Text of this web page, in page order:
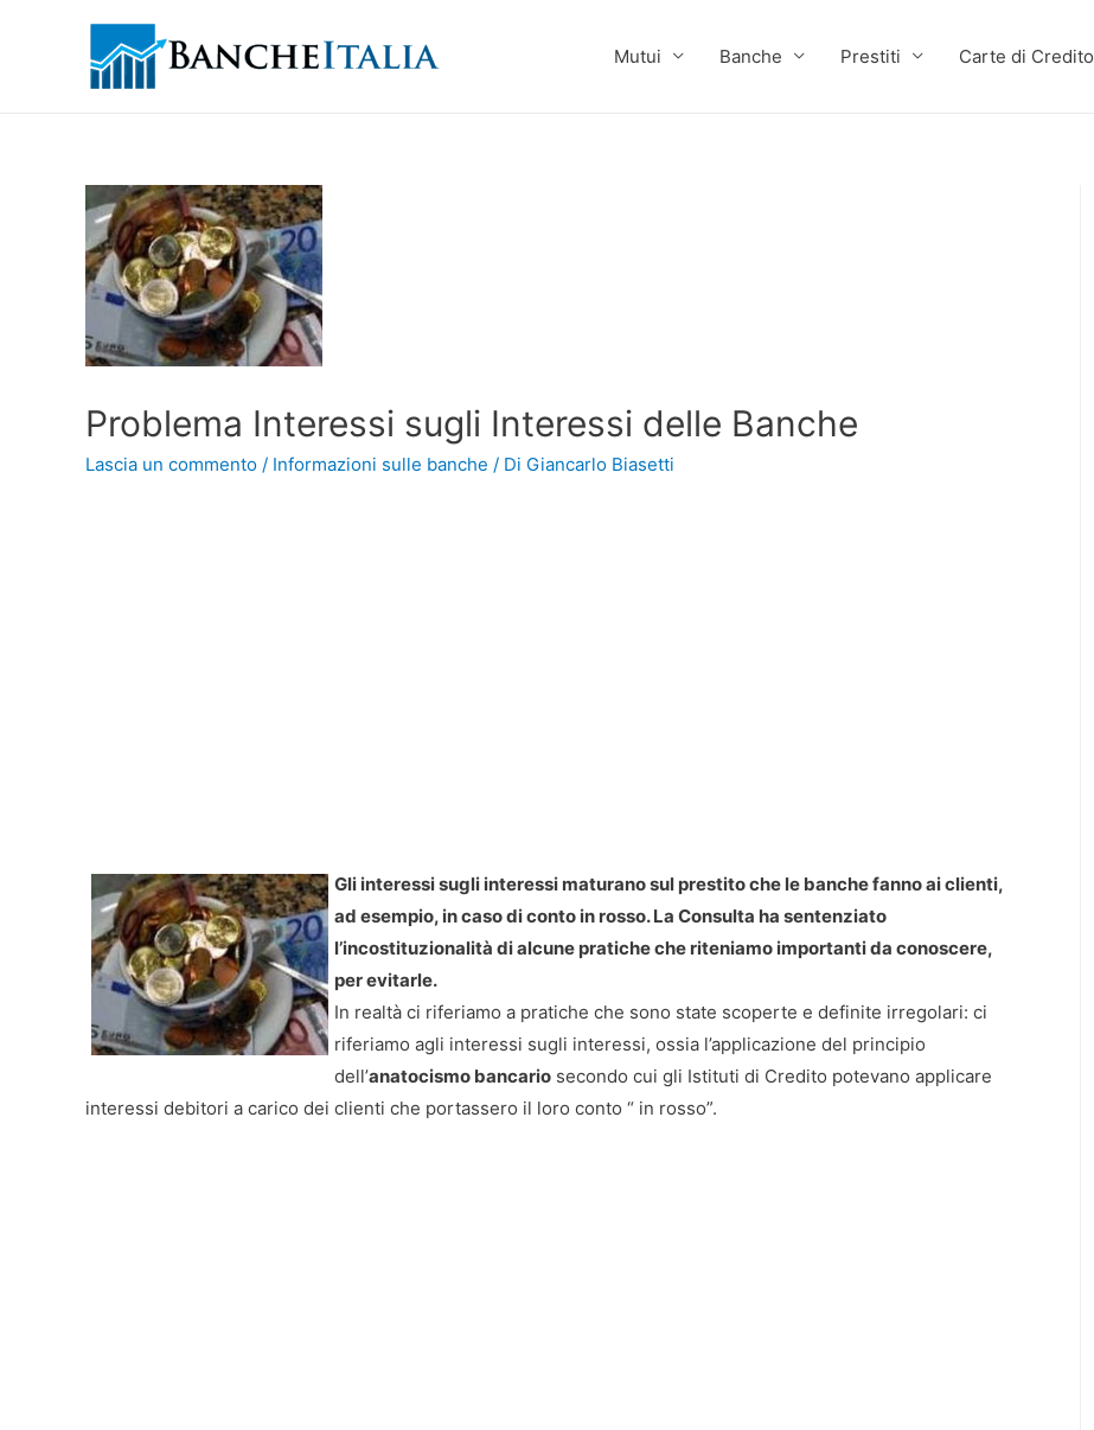
Mutui Banche Prestiti Carte di Credito
Problema Interessi sugli Interessi delle Banche
Lascia un commento / Informazioni sulle banche / Di Giancarlo Biasetti
Gli interessi sugli interessi maturano sul prestito che le banche fanno ai clienti,
ad esempio, in caso di conto in rosso. La Consulta ha sentenziato
l’incostituzionalità di alcune pratiche che riteniamo importanti da conoscere,
per evitarle.
In realtà ci riferiamo a pratiche che sono state scoperte e definite irregolari: ci
riferiamo agli interessi sugli interessi, ossia l’applicazione del principio
dell’anatocismo bancario secondo cui gli Istituti di Credito potevano applicare
interessi debitori a carico dei clienti che portassero il loro conto “ in rosso”.